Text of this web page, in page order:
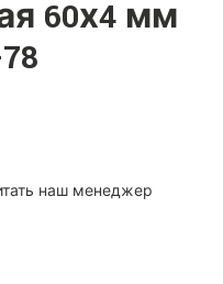
наш менеджер